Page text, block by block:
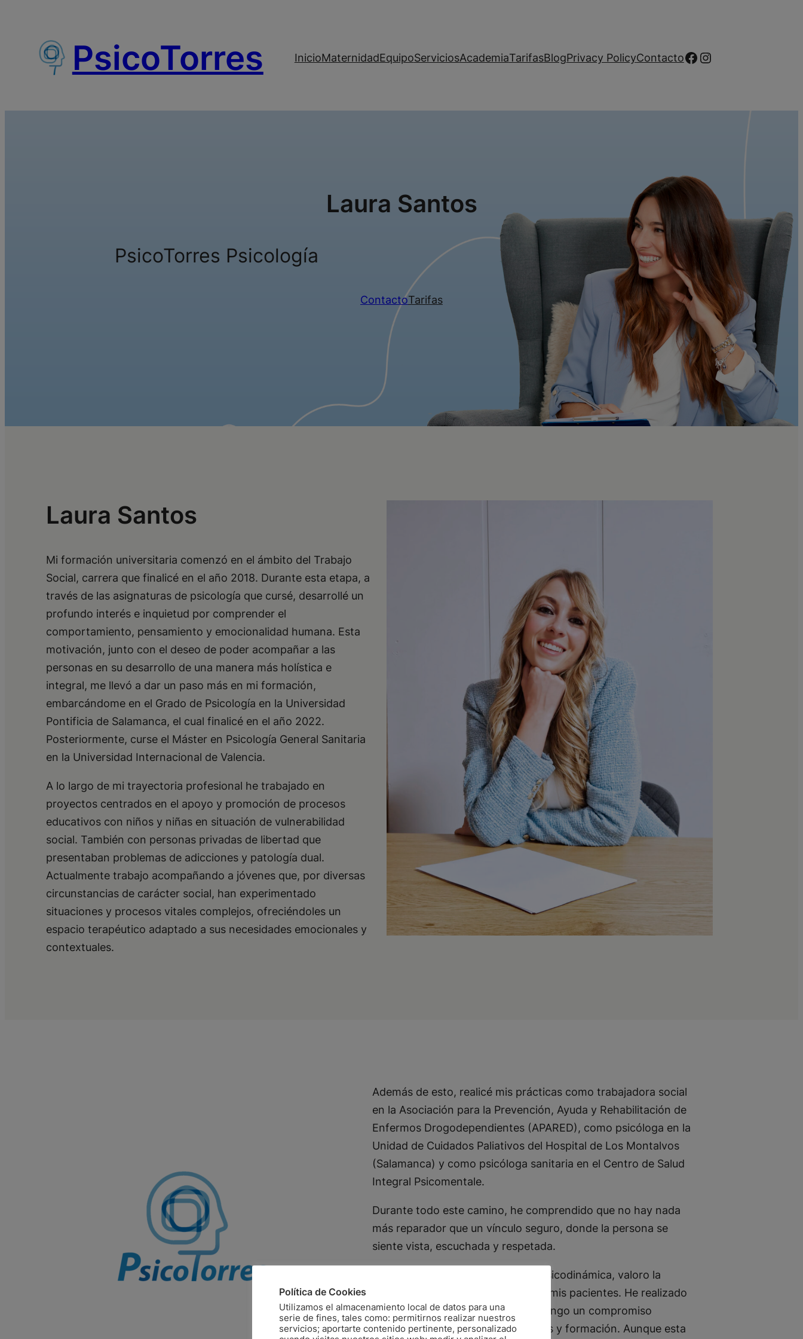
contenido
PsicoTorres InicioMaternidadEquipoServiciosAcademiaTarifasBlogPrivacy PolicyContactoFacebook
Instagram
Laura Santos
PsicoTorres Psicología
ContactoTarifas
Laura Santos
Mi formación universitaria comenzó en el ámbito del Trabajo
Social, carrera que finalicé en el año 2018. Durante esta etapa, a
través de las asignaturas de psicología que cursé, desarrollé un
profundo interés e inquietud por comprender el
comportamiento, pensamiento y emocionalidad humana. Esta
motivación, junto con el deseo de poder acompañar a las
personas en su desarrollo de una manera más holística e
integral, me llevó a dar un paso más en mi formación,
embarcándome en el Grado de Psicología en la Universidad
Pontificia de Salamanca, el cual finalicé en el año 2022.
Posteriormente, curse el Máster en Psicología General Sanitaria
en la Universidad Internacional de Valencia.
A lo largo de mi trayectoria profesional he trabajado en
proyectos centrados en el apoyo y promoción de procesos
educativos con niños y niñas en situación de vulnerabilidad
social. También con personas privadas de libertad que
presentaban problemas de adicciones y patología dual.
Actualmente trabajo acompañando a jóvenes que, por diversas
circunstancias de carácter social, han experimentado
situaciones y procesos vitales complejos, ofreciéndoles un
espacio terapéutico adaptado a sus necesidades emocionales y
contextuales.
Además de esto, realicé mis prácticas como trabajadora social
en la Asociación para la Prevención, Ayuda y Rehabilitación de
Enfermos Drogodependientes (APARED), como psicóloga en la
Unidad de Cuidados Paliativos del Hospital de Los Montalvos
(Salamanca) y como psicóloga sanitaria en el Centro de Salud
Integral Psicomentale.
Durante todo este camino, he comprendido que no hay nada
más reparador que un vínculo seguro, donde la persona se
siente vista, escuchada y respetada.
Como psicóloga con orientación psicodinámica, valoro la
profundidad en la comprensión de mis pacientes. He realizado
mi propio análisis personal y mantengo un compromiso
continuo con la supervisión, análisis y formación. Aunque esta
Política de Cookies
Utilizamos el almacenamiento local de datos para una
serie de fines, tales como: permitirnos realizar nuestros
servicios; aportarte contenido pertinente, personalizado